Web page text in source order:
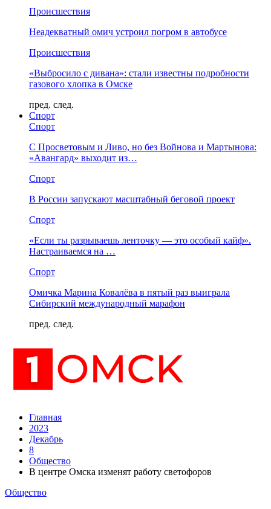
Происшествия
Неадекватный омич устроил погром в автобусе
Происшествия
«Выбросило с дивана»: стали известны подробности
газового хлопка в Омске
пред. след.
Спорт
Спорт
С Просветовым и Ливо, но без Войнова и Мартынова:
«Авангард» выходит из…
Спорт
В России запускают масштабный беговой проект
Спорт
«Если ты разрываешь ленточку — это особый кайф».
Настраиваемся на …
Спорт
Омичка Марина Ковалёва в пятый раз выиграла
Сибирский международный марафон
пред. след.
Главная
2023
Декабрь
8
Общество
В центре Омска изменят работу светофоров
Общество